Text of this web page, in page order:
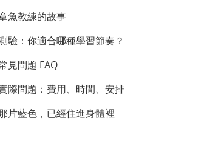
魚教練的故事
驗：你適合哪種學習節奏？
見問題 FAQ
際問題：費用、時間、安排
片藍色，已經住進身體裡